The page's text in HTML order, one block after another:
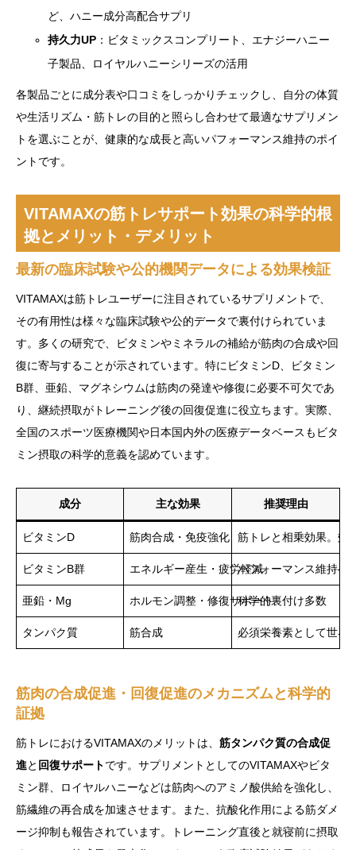
ど、ハニー成分高配合サプリ
持久力UP ：ビタミックスコンプリート、エナジーハニー
子製品、ロイヤルハニーシリーズの活用
各製品ごとに成分表や口コミをしっかりチェックし、自分の体質
や生活リズム・筋トレの目的と照らし合わせて最適なサプリメン
トを選ぶことが、健康的な成長と高いパフォーマンス維持のポイ
ントです。
VITAMAXの筋トレサポート効果の科学的根
拠とメリット・デメリット
最新の臨床試験や公的機関データによる効果検証
VITAMAXは筋トレユーザーに注目されているサプリメントで、
その有用性は様々な臨床試験や公的データで裏付けられていま
す。多くの研究で、ビタミンやミネラルの補給が筋肉の合成や回
復に寄与することが示されています。特にビタミンD、ビタミン
B群、亜鉛、マグネシウムは筋肉の発達や修復に必要不可欠であ
り、継続摂取がトレーニング後の回復促進に役立ちます。実際、
全国のスポーツ医療機関や日本国内外の医療データベースもビタ
ミン摂取の科学的意義を認めています。
成分 主な効果 推奨理由
ビタミンD 筋肉合成・免疫強化 筋トレと相乗効果。効
ビタミンB群 エネルギー産生・疲労軽減パフォーマンス維持へ
亜鉛・Mg ホルモン調整・修復サポート科学的裏付け多数
タンパク質 筋合成 必須栄養素として世界
筋肉の合成促進・回復促進のメカニズムと科学的
証拠
筋トレにおけるVITAMAXのメリットは、 筋タンパク質の合成促
進と 回復サポートです。サプリメントとしてのVITAMAXやビタ
ミン群、ロイヤルハニーなどは筋肉へのアミノ酸供給を強化し、
筋繊維の再合成を加速させます。また、抗酸化作用による筋ダメ
ージ抑制も報告されています。トレーニング直後と就寝前に摂取